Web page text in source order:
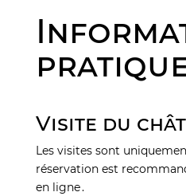
Visite du
Les visites sont
réservation est
en ligne .